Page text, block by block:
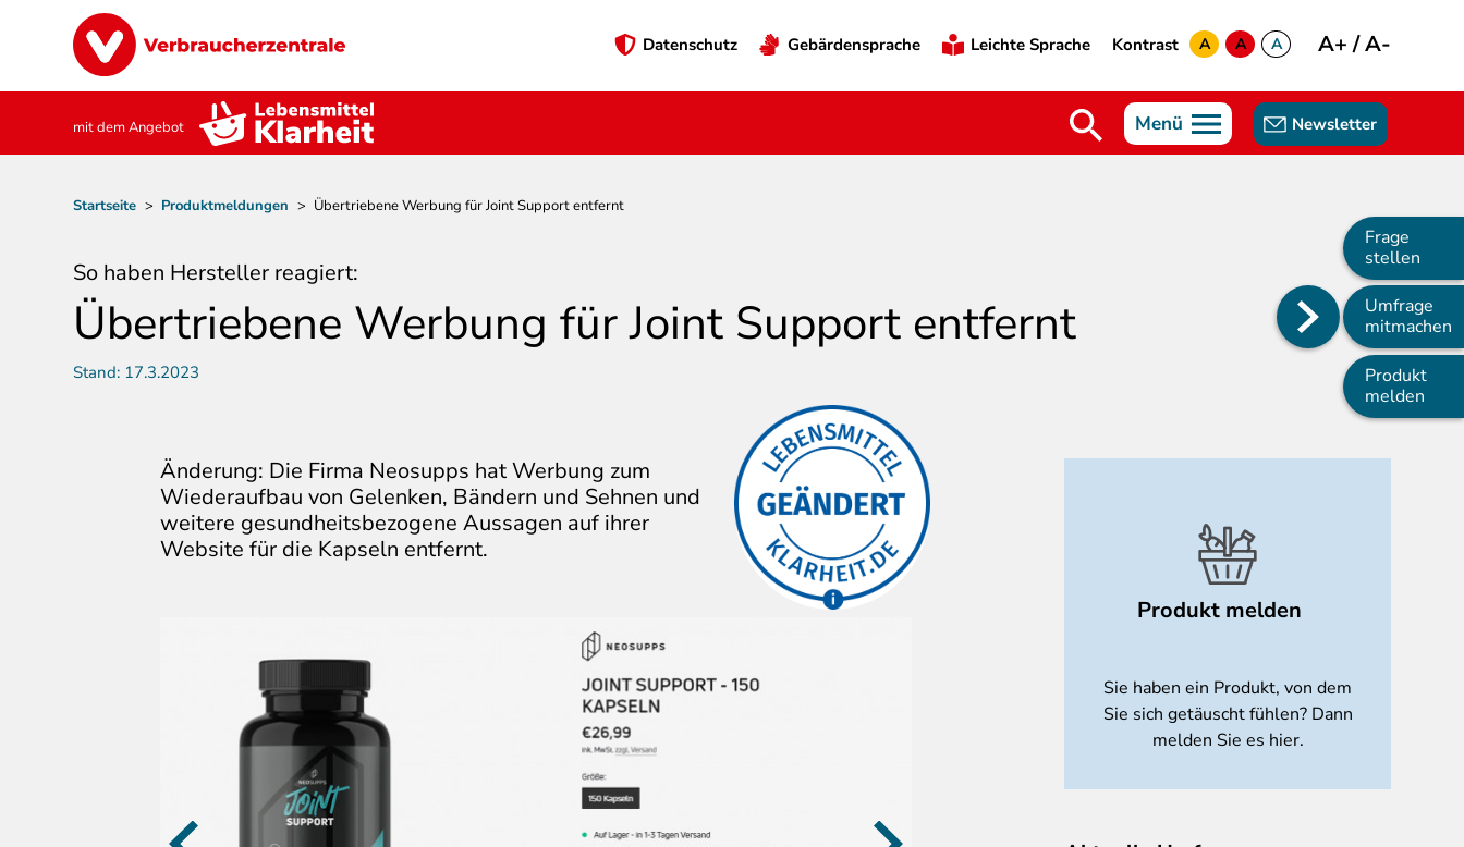
Image
Preheader
Datenschutz Gebärdensprache Leichte Sprache Kontrast
A
A
A
A+/A-
mit dem Angebot Menü Newsletter
Pfadnavigation
Startseite > Produktmeldungen > Übertriebene Werbung für Joint Support entfernt
Main
navigation
Frage
stellen
Umfrage
mitmachen
Produkt
melden
So haben Hersteller reagiert:
Übertriebene Werbung für Joint Support entfernt
Stand: 17.3.2023
Änderung: Die Firma Neosupps hat Werbung zum
Wiederaufbau von Gelenken, Bändern und Sehnen und
weitere gesundheitsbezogene Aussagen auf ihrer
Website für die Kapseln entfernt.
Die
Firma hat die
kritisierten
Aussagen/Bilder
Produkt melden
Sie haben ein Produkt, von dem
Sie sich getäuscht fühlen? Dann
melden Sie es hier.